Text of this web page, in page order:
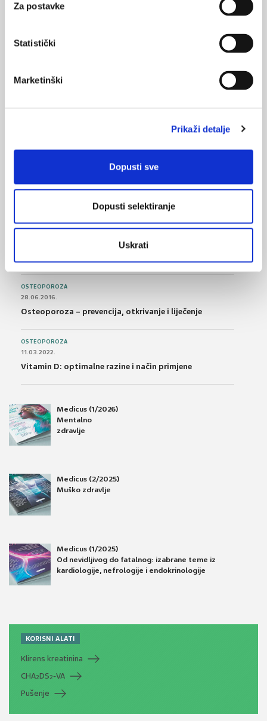
Za postavke
Statistički
Marketinški
Prikaži detalje
Dopusti sve
Dopusti selektiranje
Uskrati
12.11.2020.
prezentacija
NAJPOPULARNIJE <
Bolna leđa - medicinske vježbe (nove smjernice)
Nesteroidni antireumatici i gastrointestinalna
OSTEOPOROZA
28.06.2016.
Osteoporoza – prevencija, otkrivanje i liječenje
OSTEOPOROZA
11.03.2022.
Vitamin D: optimalne razine i način primjene
Medicus (1/2026)
Mentalno
zdravlje
Medicus (2/2025)
Muško zdravlje
Medicus (1/2025)
Od nevidljivog do fatalnog: izabrane teme iz
kardiologije, nefrologije i endokrinologije
KORISNI ALATI
Klirens kreatinina
CHA2DS2-VA
Pušenje